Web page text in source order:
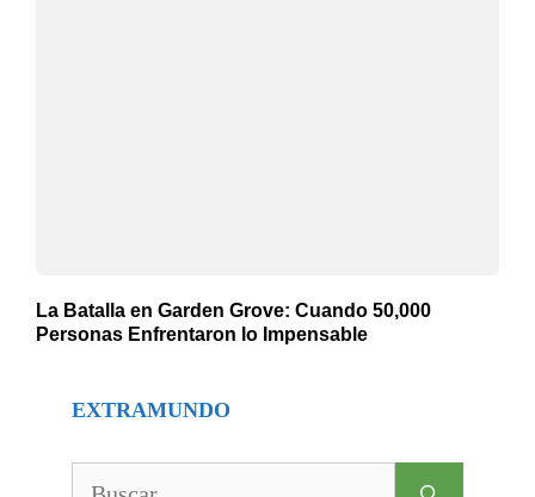
La Batalla en Garden Grove: Cuando 50,000
Personas Enfrentaron lo Impensable
EXTRAMUNDO